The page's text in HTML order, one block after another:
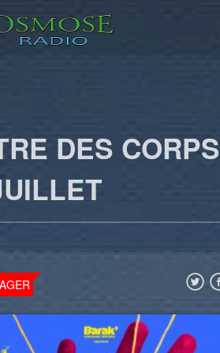
DES CORPS